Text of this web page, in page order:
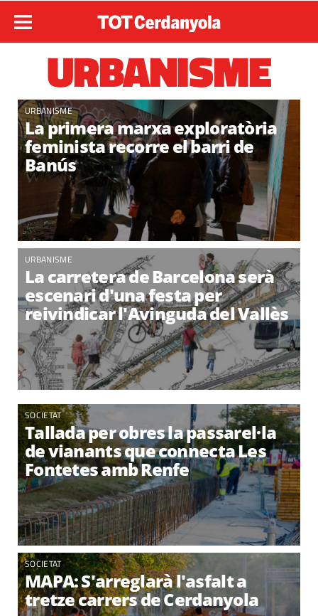
URBANISME
URBANISME
La primera marxa exploratòria
feminista recorre el barri de
Banús
URBANISME
La carretera de Barcelona serà
escenari d'una festa per
reivindicar l'Avinguda del Vallès
SOCIETAT
Tallada per obres la passarel·la
de vianants que connecta Les
Fontetes amb Renfe
SOCIETAT
MAPA: S'arreglarà l'asfalt a
tretze carrers de Cerdanyola